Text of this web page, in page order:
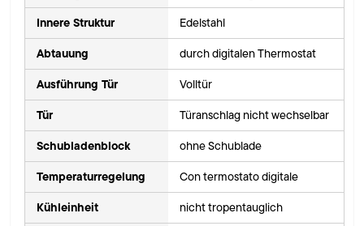
Innere Struktur Edelstahl
Abtauung durch digitalen Thermostat
Ausführung Tür Volltür
Tür Türanschlag nicht wechselbar
Schubladenblock ohne Schublade
Temperaturregelung Con termostato digitale
Kühleinheit nicht tropentauglich